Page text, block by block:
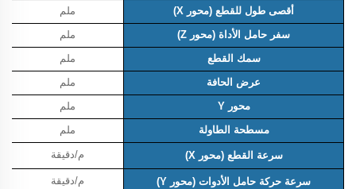
أقصى طول للقطع (محور X)
ملم
سفر حامل الأداة (محور Z)
ملم
سمك القطع
ملم
عرض الحافة
ملم
محور Y
ملم
مسطحة الطاولة
ملم
سرعة القطع (محور X) م/دقيقة
سرعة حركة حامل الأدوات (محور Y) م/دقيقة